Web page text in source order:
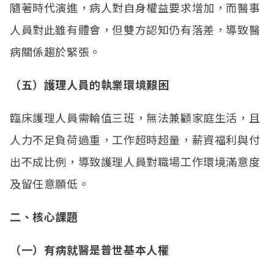
隨著時代演進，病人對自身權益要求增加，而醫事
人員對此雖有體會，但雙方認知仍有落差，導致醫
病關係趨於緊張。
（五）護理人員的執業環境艱困
臨床護理人員需輪值三班，無法兼顧家庭生活，且
人力不足負荷過重，工作超時超量，薪資福利與付
出不成比例，導致護理人員對職場工作環境滿意度
及留任意願低。
二、核心課題
（一）有病就醫是普世基本人權